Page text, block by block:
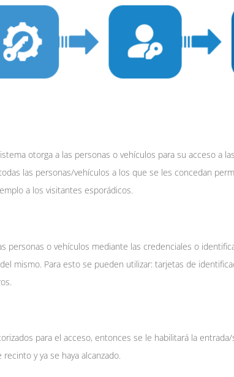
otorga a las personas o vehículos para su acceso a
las personas/vehículos a los que se les concedan
a los visitantes esporádicos.
personas o vehículos mediante las credenciales o
mismo. Para esto se pueden utilizar: tarjetas de
para el acceso, entonces se le habilitará la
y ya se haya alcanzado.